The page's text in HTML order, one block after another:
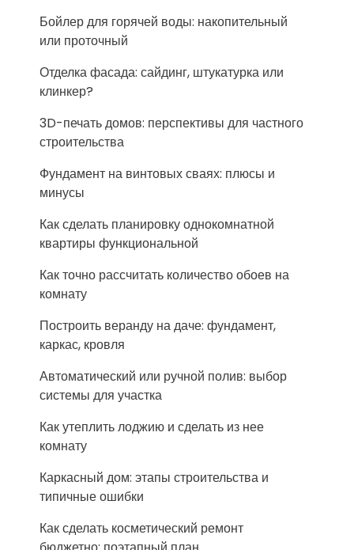
Бойлер для горячей воды: накопительный
или проточный
Отделка фасада: сайдинг, штукатурка или
клинкер?
3D-печать домов: перспективы для частного
строительства
Фундамент на винтовых сваях: плюсы и
минусы
Как сделать планировку однокомнатной
квартиры функциональной
Как точно рассчитать количество обоев на
комнату
Построить веранду на даче: фундамент,
каркас, кровля
Автоматический или ручной полив: выбор
системы для участка
Как утеплить лоджию и сделать из нее
комнату
Каркасный дом: этапы строительства и
типичные ошибки
Как сделать косметический ремонт